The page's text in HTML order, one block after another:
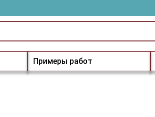
Примеры работ